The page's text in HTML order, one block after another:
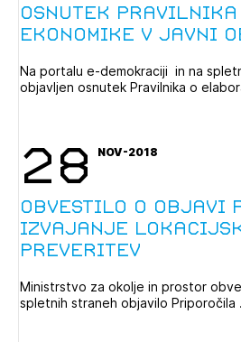
Osnutek
ekonomike v javni
Na portalu e-demokraciji in na
objavljen osnutek Pravilnika o
28 NOV-2018
Obvestilo o objavi
izvajanje
preveritev
Ministrstvo za okolje in prostor
spletnih straneh objavilo Priporočila